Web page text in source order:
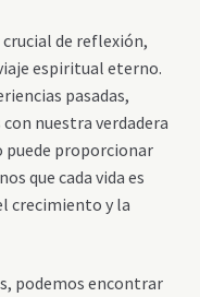
de reflexión,
espiritual eterno.
pasadas,
nuestra verdadera
puede proporcionar
que cada vida es
crecimiento y la
podemos encontrar